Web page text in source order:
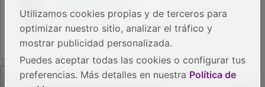
PUBLICIDAD
Utilizamos cookies propias y de terceros para
optimizar nuestro sitio, analizar el tráfico y
mostrar publicidad personalizada.
Puedes aceptar todas las cookies o configurar tus
preferencias. Más detalles en nuestra Política de